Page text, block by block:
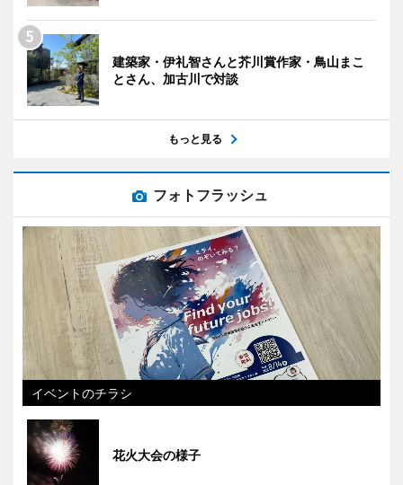
建築家・伊礼智さんと芥川賞作家・鳥山まこ
とさん、加古川で対談
もっと見る
フォトフラッシュ
イベントのチラシ
花火大会の様子